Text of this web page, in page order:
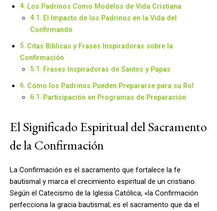
Los Padrinos Como Modelos de Vida Cristiana
El Impacto de los Padrinos en la Vida del
Confirmando
Citas Bíblicas y Frases Inspiradoras sobre la
Confirmación
Frases Inspiradoras de Santos y Papas
Cómo los Padrinos Pueden Prepararse para su Rol
Participación en Programas de Preparación
El Significado Espiritual del Sacramento
de la Confirmación
La Confirmación es el sacramento que fortalece la fe
bautismal y marca el crecimiento espiritual de un cristiano.
Según el Catecismo de la Iglesia Católica, «la Confirmación
perfecciona la gracia bautismal; es el sacramento que da el